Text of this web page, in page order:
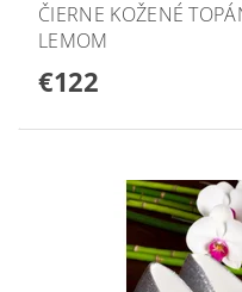
ČIERNE KOŽENÉ
LEMOM
€122